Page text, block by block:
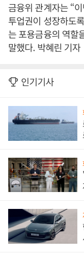
금융위 관계자는 “
투업권이 성장하도
는 포용금융의 역할
말했다. 박혜린 기자
인기기사